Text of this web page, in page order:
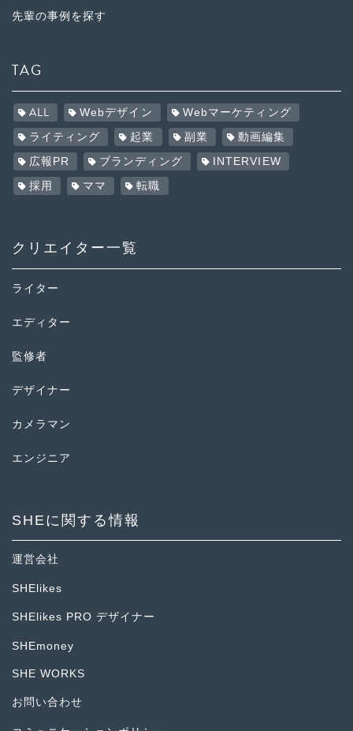
先輩の事例を探す
TAG
ALL Webデザイン Webマーケティング
ライティング 起業 副業 動画編集
広報PR ブランディング INTERVIEW
採用 ママ 転職
クリエイター一覧
ライター
エディター
監修者
デザイナー
カメラマン
エンジニア
SHEに関する情報
運営会社
SHElikes
SHElikes PRO デザイナー
SHEmoney
SHE WORKS
お問い合わせ